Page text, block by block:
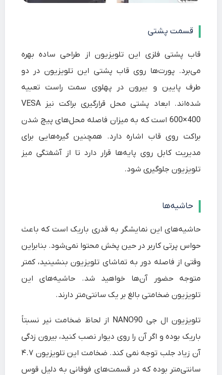
قسمت پشتی
قاب پشتی فلزی این تلویزیون از طراحی ساده بهره
می‌برد. پورت‌ها روی قاب پشتی این تلویزیون در دو
طرف پایین و بیرون در پهلوی سمت راست تعبیه
شده‌اند. ابعاد پشتی محل قرارگیری براکت نیز VESA
600×400 است که به میزان فاصله محل‌های پیچ شدن
براکت روی قاب اشاره دارد. همچنین گیره‌هایی برای
مدیریت کابل روی پایه‌ها قرار دارد تا از آشفتگی میز
تلویزیون جلوگیری شود.
حاشیه‌ها
حاشیه‌های این نمایشگر به قدری باریک است که باعث
حواس پرتی کاربر در حین پخش محتوا نمی‌شود. بنابراین
وقتی از فاصله دور به تماشای تلویزیون بنشینید، کمتر
متوجه حضور آن‌ها خواهید شد. حاشیه‌های این
تلویزیون ضخامتی بالغ بر یک سانتی‌متر دارند.
تلویزیون ال جی NANO90 از لحاظ ضخامت نیر نسبتاً
باریک بوده و اگر آن را روی دیوار نصب کنید، بیرون زدگی
آن زیاد جلب توجه نمی کند. ضخامت این تلویزیون ۴.۷
سانتی‌متر بوده که در قسمت‌های فوقانی به دلیل قوس